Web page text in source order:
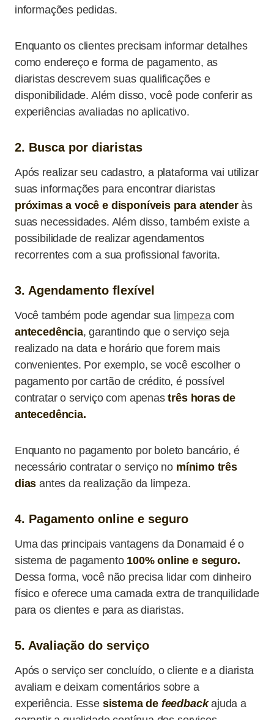
informações pedidas.
Enquanto os clientes precisam informar detalhes
como endereço e forma de pagamento, as
diaristas descrevem suas qualificações e
disponibilidade. Além disso, você pode conferir as
experiências avaliadas no aplicativo.
2. Busca por diaristas
Após realizar seu cadastro, a plataforma vai utilizar
suas informações para encontrar diaristas
próximas a você e disponíveis para atenderàs
suas necessidades. Além disso, também existe a
possibilidade de realizar agendamentos
recorrentes com a sua profissional favorita.
3. Agendamento flexível
Você também pode agendar sua limpezacom
antecedência, garantindo que o serviço seja
realizado na data e horário que forem mais
convenientes. Por exemplo, se você escolher o
pagamento por cartão de crédito, é possível
contratar o serviço com apenastrês horas de
antecedência.
Enquanto no pagamento por boleto bancário, é
necessário contratar o serviço no mínimo três
dias antes da realização da limpeza.
4. Pagamento online e seguro
Uma das principais vantagens da Donamaid é o
sistema de pagamento 100% online e seguro.
Dessa forma, você não precisa lidar com dinheiro
físico e oferece uma camada extra de tranquilidade
para os clientes e para as diaristas.
5. Avaliação do serviço
Após o serviço ser concluído, o cliente e a diarista
avaliam e deixam comentários sobre a
experiência. Esse sistema de feedbackajuda a